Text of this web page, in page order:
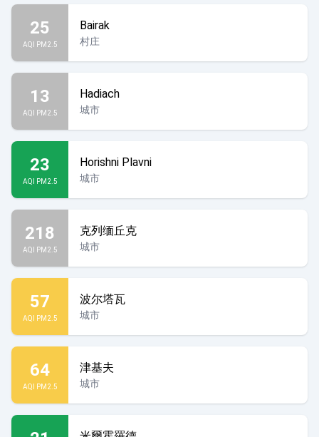
25
AQI PM2.5
Bairak
村庄
13
AQI PM2.5
Hadiach
城市
23
AQI PM2.5
Horishni Plavni
城市
218
AQI PM2.5
克列缅丘克
城市
57
AQI PM2.5
波尔塔瓦
城市
64
AQI PM2.5
津基夫
城市